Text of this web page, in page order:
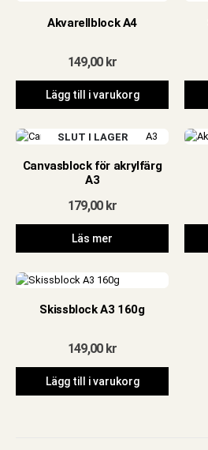
Akvarellblock A4
149,00 kr
Lägg till i varukorg
SLUT I LAGER
Canvasblock för akrylfärg
A3
179,00 kr
Läs mer
Skissblock A3 160g
149,00 kr
Lägg till i varukorg